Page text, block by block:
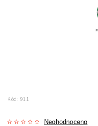
Kód: 911
Neohodnoceno